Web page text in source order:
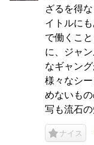
ざるを得
イトルに
で働くこ
に、ジャ
なギャン
様々なシ
めないも
写も流石の
ナイス